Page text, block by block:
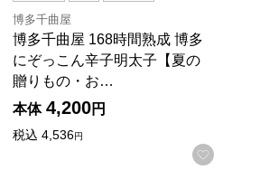
気に入りに登録する
博多千曲屋
博多千曲屋 168時間熟成 博多
にぞっこん辛子明太子【夏の
贈りもの・お…
本体 4,200円
税込 4,536円
お気に入